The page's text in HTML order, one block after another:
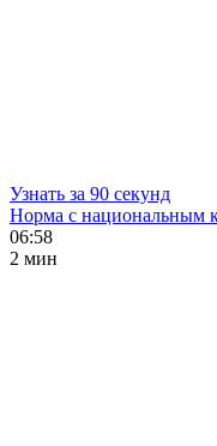
Узнать за 90 секунд
Норма с национальным
06:58
2 мин